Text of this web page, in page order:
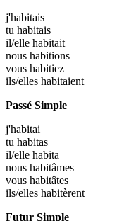
j'habitais
tu habitais
il/elle habitait
nous habitions
vous habitiez
ils/elles habitaient
Passé Simple
j'habitai
tu habitas
il/elle habita
nous habitâmes
vous habitâtes
ils/elles habitèrent
Futur Simple